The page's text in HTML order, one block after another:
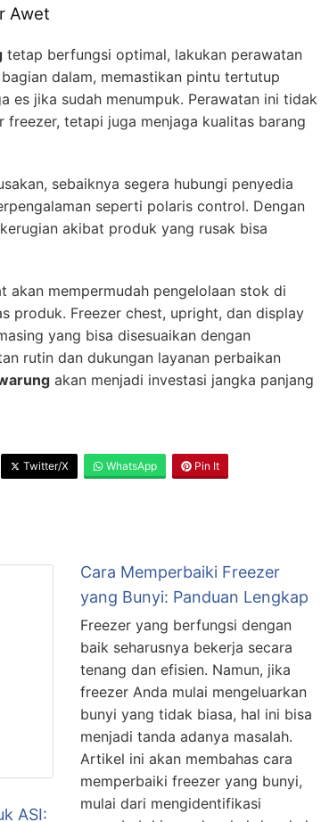
Awet
tetap berfungsi optimal, lakukan perawatan
dalam, memastikan pintu tertutup
es jika sudah menumpuk. Perawatan ini tidak
freezer, tetapi juga menjaga kualitas barang
sebaiknya segera hubungi penyedia
seperti polaris control. Dengan
akibat produk yang rusak bisa
akan mempermudah pengelolaan stok di
produk. Freezer chest, upright, dan display
yang bisa disesuaikan dengan
rutin dan dukungan layanan perbaikan
akan menjadi investasi jangka panjang
Twitter/X WhatsApp Pin It
ASI:
Cara Memperbaiki Freezer
yang Bunyi: Panduan Lengkap
Freezer yang berfungsi dengan
baik seharusnya bekerja secara
tenang dan efisien. Namun, jika
freezer Anda mulai mengeluarkan
bunyi yang tidak biasa, hal ini bisa
menjadi tanda adanya masalah.
Artikel ini akan membahas cara
memperbaiki freezer yang bunyi,
mulai dari mengidentifikasi